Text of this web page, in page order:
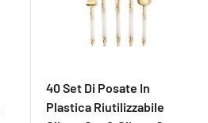
40 Set Di Posate In
Plastica Riutilizzabile